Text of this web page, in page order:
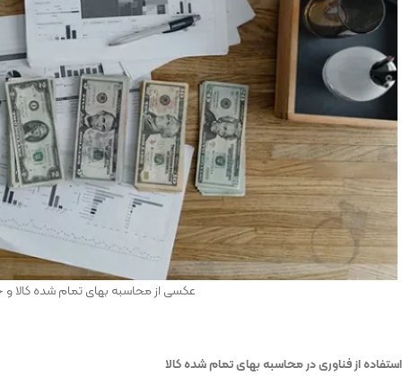
عکسی از محاسبه بهای تمام شده کالا
استفادهازفناوریدرمحاسبهبهایتمامشدهکالا